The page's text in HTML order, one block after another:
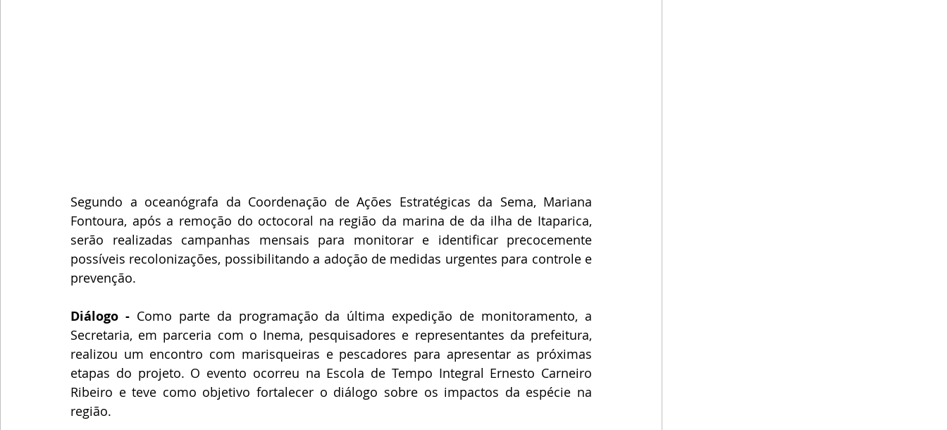
Segundo a oceanógrafa da Coordenação de Ações Estratégicas da Sema, Mariana
Fontoura, após a remoção do octocoral na região da marina de da ilha de Itaparica,
serão realizadas campanhas mensais para monitorar e identificar precocemente
possíveis recolonizações, possibilitando a adoção de medidas urgentes para controle e
prevenção.
Diálogo - Como parte da programação da última expedição de monitoramento, a
Secretaria, em parceria com o Inema, pesquisadores e representantes da prefeitura,
realizou um encontro com marisqueiras e pescadores para apresentar as próximas
etapas do projeto. O evento ocorreu na Escola de Tempo Integral Ernesto Carneiro
Ribeiro e teve como objetivo fortalecer o diálogo sobre os impactos da espécie na
região.